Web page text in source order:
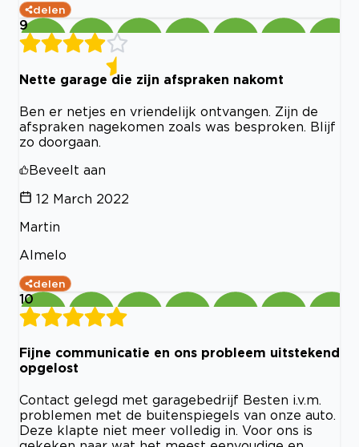
delen
9
Nette garage die zijn afspraken nakomt
Ben er netjes en vriendelijk ontvangen. Zijn de
afspraken nagekomen zoals was besproken. Blijf
zo doorgaan.
Beveelt aan
12 March 2022
Martin
Almelo
delen
10
Fijne communicatie en ons probleem uitstekend
opgelost
Contact gelegd met garagebedrijf Besten i.v.m.
problemen met de buitenspiegels van onze auto.
Deze klapte niet meer volledig in. Voor ons is